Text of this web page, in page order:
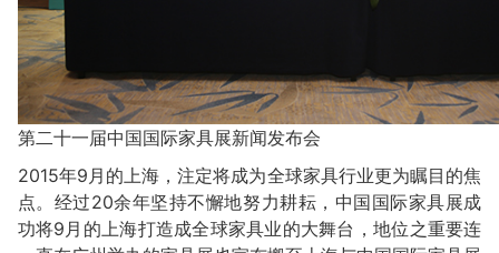
第二十一届中国国际家具展新闻发布会
2015年9月的上海，注定将成为全球家具行业更为瞩目的焦
点。经过20余年坚持不懈地努力耕耘，中国国际家具展成
功将9月的上海打造成全球家具业的大舞台，地位之重要连